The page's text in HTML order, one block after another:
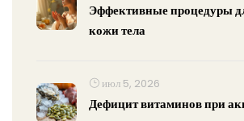
Эффективные процедуры
кожи тела
июл 5, 2026
Дефицит витаминов при